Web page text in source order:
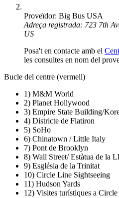
Proveïdor: Big Bus USA
Adreça registrada: 723 7th
US
Posa't en contacte amb el
les consultes en nom del
Bucle del centre (vermell)
1) M&M World
2) Planet Hollywood
3) Empire State Building/
4) Districte de Flatiron
5) SoHo
6) Chinatown / Little Italy
7) Pont de Brooklyn
8) Wall Street/ Estàtua de la
9) Església de la Trinitat
10) Circle Line Sightseeing
11) Hudson Yards
12) Visites turístiques a